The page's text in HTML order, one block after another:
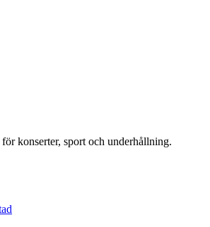
konserter, sport och underhållning.